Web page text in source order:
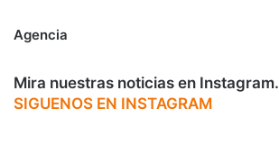
Agencia
Mira nuestras noticias en Instagram.
SIGUENOS EN INSTAGRAM